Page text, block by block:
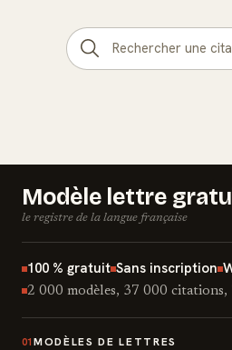
Modèle lettre
le registre de la langue française
100 % gratuit Sans inscription
2 000 modèles, 37 000 citations,
01 MODÈLES DE LETTRES